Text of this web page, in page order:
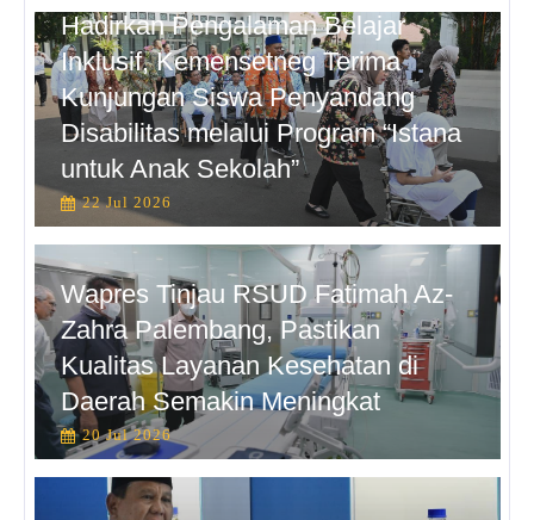
Hadirkan Pengalaman Belajar
Inklusif, Kemensetneg Terima
Kunjungan Siswa Penyandang
Disabilitas melalui Program “Istana
untuk Anak Sekolah”
22 Jul 2026
Wapres Tinjau RSUD Fatimah Az-
Zahra Palembang, Pastikan
Kualitas Layanan Kesehatan di
Daerah Semakin Meningkat
20 Jul 2026